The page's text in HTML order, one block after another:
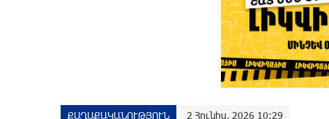
ՔԱՂԱՔԱԿԱՆՈՒԹՅՈՒՆ 2 Հունիս, 2026 10:29